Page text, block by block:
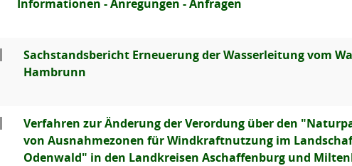
Informationen - Anregungen - Anfragen
Sachstandsbericht Erneuerung der Wasserleitung vom
Hambrunn
Verfahren zur Änderung der Verordung über den
von Ausnahmezonen für Windkraftnutzung im
Odenwald" in den Landkreisen Aschaffenburg und